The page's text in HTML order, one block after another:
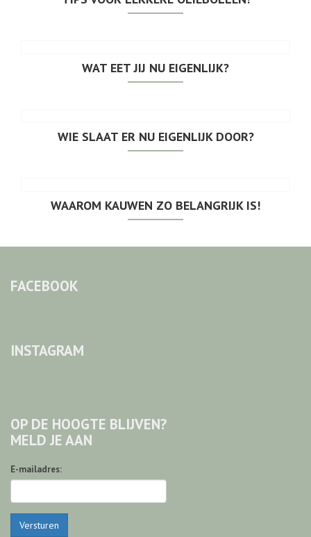
WAT EET JIJ NU EIGENLIJK?
WIE SLAAT ER NU EIGENLIJK DOOR?
WAAROM KAUWEN ZO BELANGRIJK IS!
FACEBOOK
INSTAGRAM
OP DE HOOGTE BLIJVEN?
MELD JE AAN
E-mailadres:
Versturen